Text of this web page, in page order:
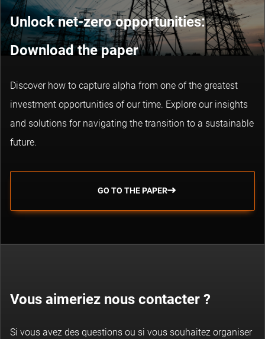
Unlock net-zero opportunities:
Download the paper
Discover how to capture alpha from one of the greatest
investment opportunities of our time. Explore our insights
and solutions for navigating the transition to a sustainable
future.
GO TO THE PAPER
Vous aimeriez nous contacter ?
Si vous avez des questions ou si vous souhaitez organiser